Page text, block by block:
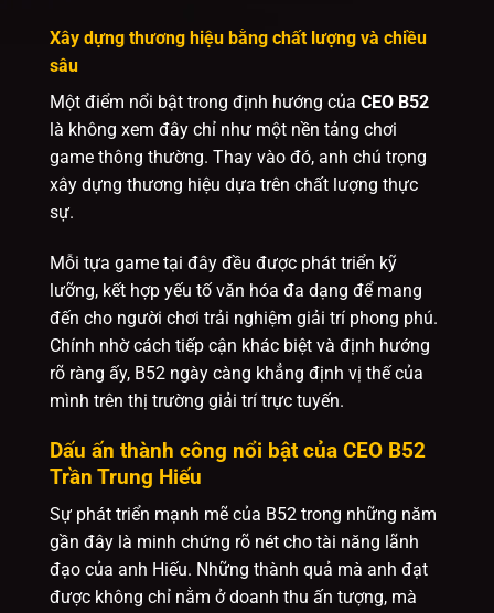
Xây dựng thương hiệu bằng chất lượng và chiều
sâu
Một điểm nổi bật trong định hướng của CEO B52
là không xem đây chỉ như một nền tảng chơi
game thông thường. Thay vào đó, anh chú trọng
xây dựng thương hiệu dựa trên chất lượng thực
sự.
Mỗi tựa game tại đây đều được phát triển kỹ
lưỡng, kết hợp yếu tố văn hóa đa dạng để mang
đến cho người chơi trải nghiệm giải trí phong phú.
Chính nhờ cách tiếp cận khác biệt và định hướng
rõ ràng ấy, B52 ngày càng khẳng định vị thế của
mình trên thị trường giải trí trực tuyến.
Dấu ấn thành công nổi bật của CEO B52
Trần Trung Hiếu
Sự phát triển mạnh mẽ của B52 trong những năm
gần đây là minh chứng rõ nét cho tài năng lãnh
đạo của anh Hiếu. Những thành quả mà anh đạt
được không chỉ nằm ở doanh thu ấn tượng, mà